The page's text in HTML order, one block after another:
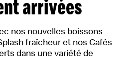
arrivées
nos nouvelles boissons
fraîcheur et nos Cafés
dans une variété de
MD
MD